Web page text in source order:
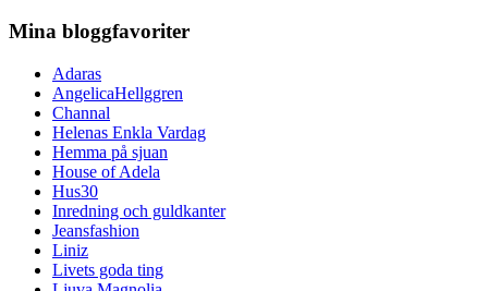
Mina bloggfavoriter
Adaras
AngelicaHellggren
Channal
Helenas Enkla Vardag
Hemma på sjuan
House of Adela
Hus30
Inredning och guldkanter
Jeansfashion
Liniz
Livets goda ting